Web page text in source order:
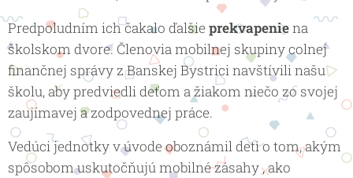
Predpoludním ich čakalo ďalšie prekvapeniena
školskom dvore. Členovia mobilnej skupiny colnej
finančnej správy z Banskej Bystrici navštívili našu
školu, aby predviedli deťom a žiakom niečo zo svojej
zaujímavej a zodpovednej práce.
Vedúci jednotky v úvode oboznámil deti o tom, akým
spôsobom uskutočňujú mobilné zásahy , ako